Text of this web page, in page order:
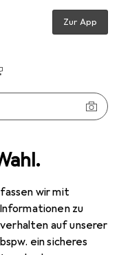
wir mit
zu
auf unserer
ein sicheres
Zur App